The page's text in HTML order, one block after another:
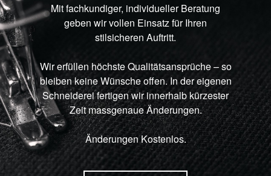
Mit fachkundiger, individueller Beratung
geben wir vollen Einsatz für Ihren
stilsicheren Auftritt.
Wir erfüllen höchste Qualitätsansprüche – so
bleiben keine Wünsche offen. In der eigenen
Schneiderei fertigen wir innerhalb kürzester
Zeit massgenaue Änderungen.
Änderungen Kostenlos.